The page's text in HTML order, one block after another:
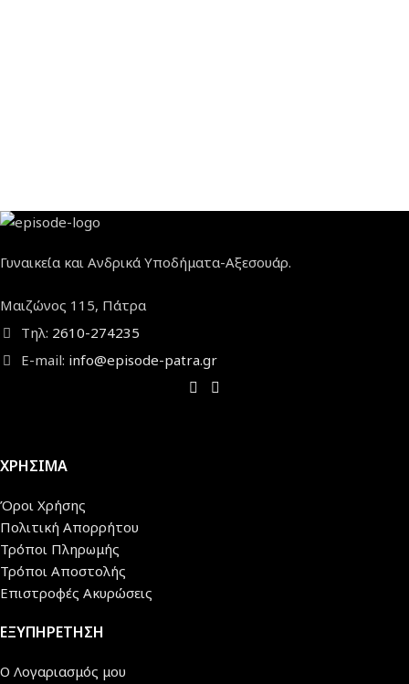
Γυναικεία και Ανδρικά Υποδήματα-Αξεσουάρ.
Μαιζώνος 115, Πάτρα
Τηλ: 2610-274235
E-mail: info@episode-patra.gr
ΧΡΗΣΙΜΑ
Όροι Χρήσης
Πολιτική Απορρήτου
Τρόποι Πληρωμής
Τρόποι Αποστολής
Επιστροφές Ακυρώσεις
ΕΞΥΠΗΡΕΤΗΣΗ
Ο Λογαριασμός μου